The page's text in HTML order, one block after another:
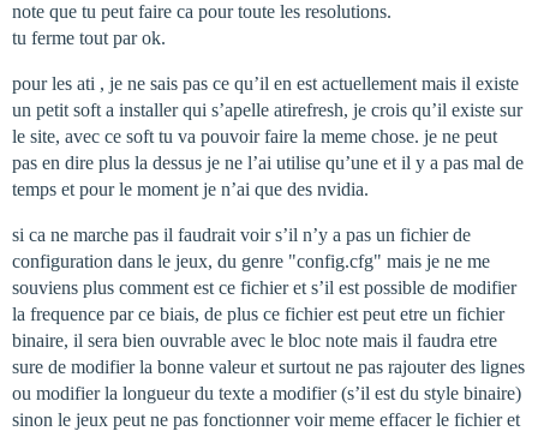
note que tu peut faire ca pour toute les resolutions.
tu ferme tout par ok.
pour les ati , je ne sais pas ce qu’il en est actuellement mais il existe
un petit soft a installer qui s’apelle atirefresh, je crois qu’il existe sur
le site, avec ce soft tu va pouvoir faire la meme chose. je ne peut
pas en dire plus la dessus je ne l’ai utilise qu’une et il y a pas mal de
temps et pour le moment je n’ai que des nvidia.
si ca ne marche pas il faudrait voir s’il n’y a pas un fichier de
configuration dans le jeux, du genre "config.cfg" mais je ne me
souviens plus comment est ce fichier et s’il est possible de modifier
la frequence par ce biais, de plus ce fichier est peut etre un fichier
binaire, il sera bien ouvrable avec le bloc note mais il faudra etre
sure de modifier la bonne valeur et surtout ne pas rajouter des lignes
ou modifier la longueur du texte a modifier (s’il est du style binaire)
sinon le jeux peut ne pas fonctionner voir meme effacer le fichier et